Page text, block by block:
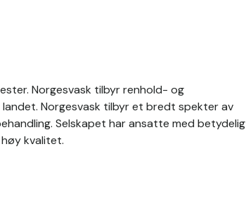
Norgesvask tilbyr renhold- og
Norgesvask tilbyr et bredt spekter av
Selskapet har ansatte med betydelig
kvalitet.